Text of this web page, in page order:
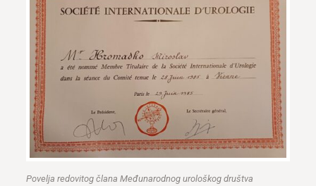
Povelja redovitog člana Međunarodnog urološkog društva